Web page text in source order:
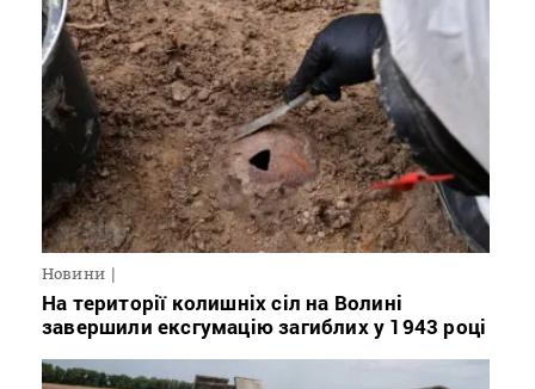
Новини
На території колишніх сіл на Волині
завершили ексгумацію загиблих у 1943 році